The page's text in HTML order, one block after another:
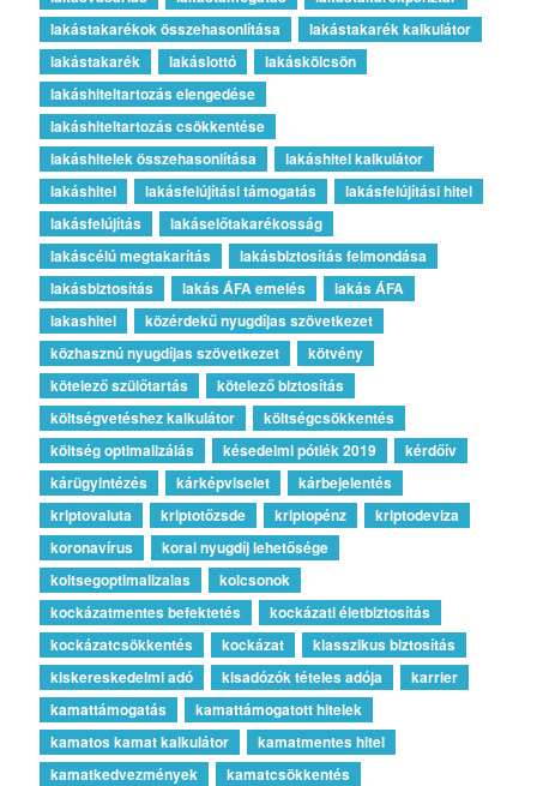
lakástakarékok összehasonlítása
lakástakarék kalkulátor
lakástakarék
lakáslottó
lakáskölcsön
lakáshiteltartozás elengedése
lakáshiteltartozás csökkentése
lakáshitelek összehasonlítása
lakáshitel kalkulátor
lakáshitel
lakásfelújítási támogatás
lakásfelújítási hitel
lakásfelújítás
lakáselőtakarékosság
lakáscélú megtakarítás
lakásbiztosítás felmondása
lakásbiztosítás
lakás ÁFA emelés
lakás ÁFA
lakashitel
közérdekű nyugdíjas szövetkezet
közhasznú nyugdíjas szövetkezet
kötvény
kötelező szülőtartás
kötelező biztosítás
költségvetéshez kalkulátor
költségcsökkentés
költség optimalizálás
késedelmi pótlék 2019
kérdőív
kárügyintézés
kárképviselet
kárbejelentés
kriptovaluta
kriptotőzsde kriptopénz
kriptodeviza
koronavírus
korai nyugdíj lehetősége
koltsegoptimalizalas
kolcsonok
kockázatmentes befektetés
kockázati életbiztosítás
kockázatcsökkentés
kockázat
klasszikus biztosítás
kiskereskedelmi adó
kisadózók tételes adója
karrier
kamattámogatás
kamattámogatott hitelek
kamatos kamat kalkulátor
kamatmentes hitel
kamatkedvezmények
kamatcsökkentés